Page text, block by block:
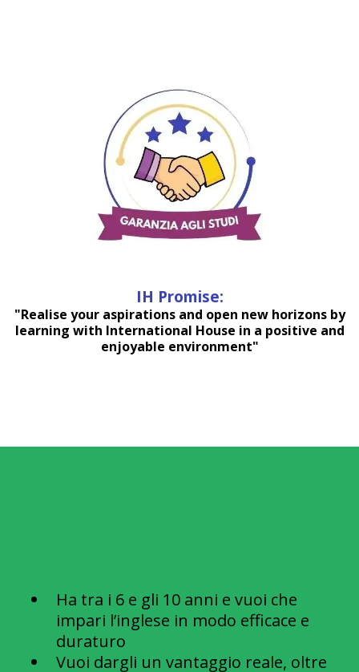
IH Promise:
"Realise your aspirations and open new horizons by
learning with International House in a positive and
enjoyable environment"
Ha tra i 6 e gli 10 anni e vuoi che
impari l’inglese in modo efficace e
duraturo
Vuoi dargli un vantaggio reale, oltre